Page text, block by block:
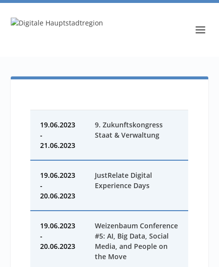
19.06.2023
-
21.06.2023
9. Zukunftskongress
Staat & Verwaltung
19.06.2023
-
20.06.2023
JustRelate Digital
Experience Days
19.06.2023
-
20.06.2023
Weizenbaum Conference
#5: AI, Big Data, Social
Media, and People on
the Move